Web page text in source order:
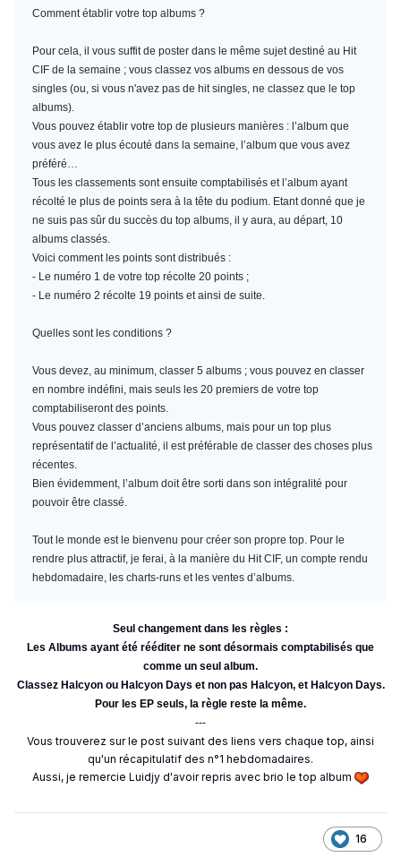
Comment établir votre top albums ?
Pour cela, il vous suffit de poster dans le même sujet destiné au Hit
CIF de la semaine ; vous classez vos albums en dessous de vos
singles (ou, si vous n'avez pas de hit singles, ne classez que le top
albums).
Vous pouvez établir votre top de plusieurs manières : l’album que
vous avez le plus écouté dans la semaine, l’album que vous avez
préféré…
Tous les classements sont ensuite comptabilisés et l’album ayant
récolté le plus de points sera à la tête du podium. Etant donné que je
ne suis pas sûr du succès du top albums, il y aura, au départ, 10
albums classés.
Voici comment les points sont distribués :
- Le numéro 1 de votre top récolte 20 points ;
- Le numéro 2 récolte 19 points et ainsi de suite.
Quelles sont les conditions ?
Vous devez, au minimum, classer 5 albums ; vous pouvez en classer
en nombre indéfini, mais seuls les 20 premiers de votre top
comptabiliseront des points.
Vous pouvez classer d’anciens albums, mais pour un top plus
représentatif de l’actualité, il est préférable de classer des choses plus
récentes.
Bien évidemment, l’album doit être sorti dans son intégralité pour
pouvoir être classé.
Tout le monde est le bienvenu pour créer son propre top. Pour le
rendre plus attractif, je ferai, à la manière du Hit CIF, un compte rendu
hebdomadaire, les charts-runs et les ventes d’albums.
Seul changement dans les règles :
Les Albums ayant été rééditer ne sont désormais comptabilisés que
comme un seul album.
Classez Halcyon ou Halcyon Days et non pas Halcyon, et Halcyon Days.
Pour les EP seuls, la règle reste la même.
---
Vous trouverez sur le post suivant des liens vers chaque top, ainsi
qu'un récapitulatif des n°1 hebdomadaires.
Aussi, je remercie Luidjy d'avoir repris avec brio le top album
16